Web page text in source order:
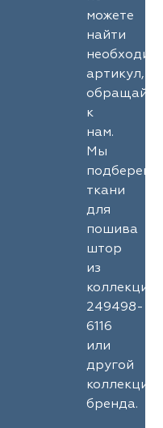
можете
найти
артикул,
к
нам.
Мы
подберем
ткани
для
пошива
штор
из
249498-
6116
или
другой
коллекции
бренда.